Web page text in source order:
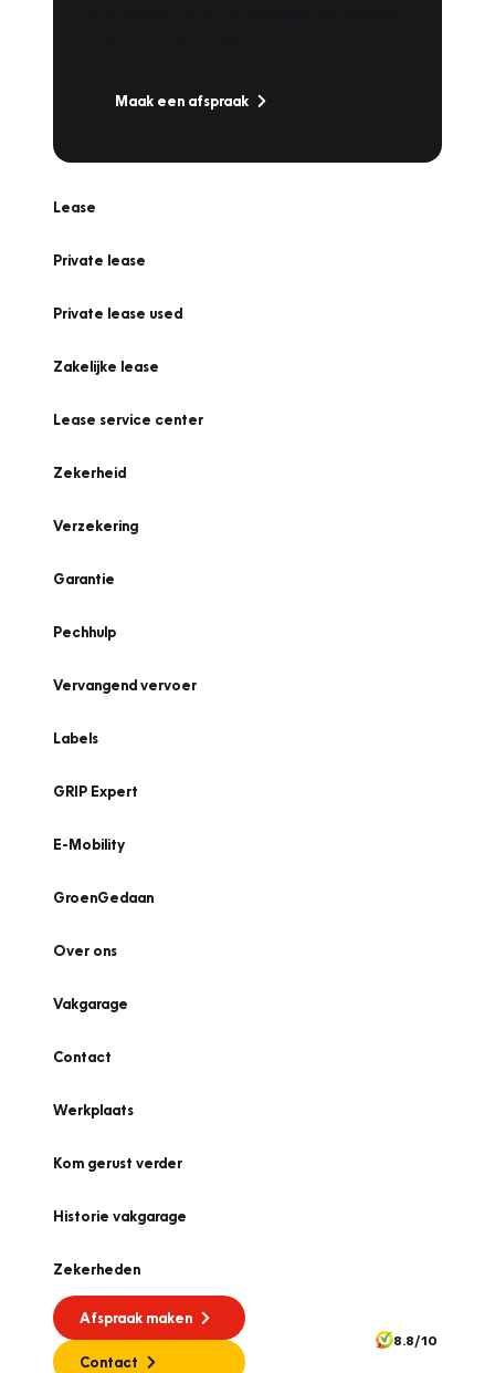
Maak een afspraak
Lease
Private lease
Private lease used
Zakelijke lease
Lease service center
Zekerheid
Verzekering
Garantie
Pechhulp
Vervangend vervoer
Labels
GRIP Expert
E-Mobility
GroenGedaan
Over ons
Vakgarage
Contact
Werkplaats
Kom gerust verder
Historie vakgarage
Zekerheden
Afspraak maken
Contact
8.8/10